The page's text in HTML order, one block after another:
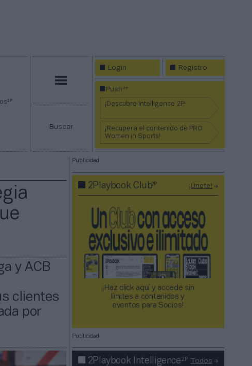
2P
Buscar
Login Registro
Push2P
¡Descubre Intelligence 2P!
¡Recupera el contenido de PRO
Women in Sports!
y ACB
clientes
por
Publicidad
2Playbook Club2P ¡Únete!
¡Haz click aquí y accede sin
límites a contenidos y
eventos para Socios!​​​​​​​
Publicidad
2Playbook Intelligence2P Todos